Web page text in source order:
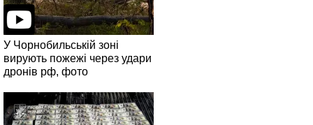
У Чорнобильській зоні
вирують пожежі через удари
дронів рф, фото